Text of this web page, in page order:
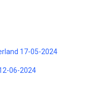
17-05-2024
06-2024